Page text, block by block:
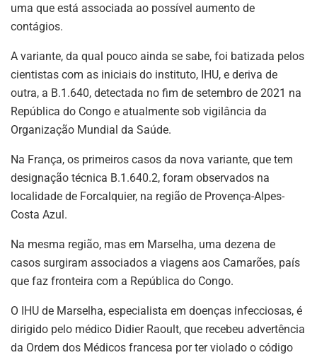
uma que está associada ao possível aumento de
contágios.
A variante, da qual pouco ainda se sabe, foi batizada pelos
cientistas com as iniciais do instituto, IHU, e deriva de
outra, a B.1.640, detectada no fim de setembro de 2021 na
República do Congo e atualmente sob vigilância da
Organização Mundial da Saúde.
Na França, os primeiros casos da nova variante, que tem
designação técnica B.1.640.2, foram observados na
localidade de Forcalquier, na região de Provença-Alpes-
Costa Azul.
Na mesma região, mas em Marselha, uma dezena de
casos surgiram associados a viagens aos Camarões, país
que faz fronteira com a República do Congo.
O IHU de Marselha, especialista em doenças infecciosas, é
dirigido pelo médico Didier Raoult, que recebeu advertência
da Ordem dos Médicos francesa por ter violado o código